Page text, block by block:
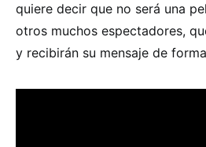
quiere decir que no será una
otros muchos espectadores,
y recibirán su mensaje de